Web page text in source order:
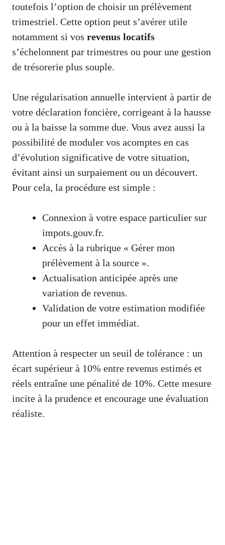
toutefois l’option de choisir un prélèvement
trimestriel. Cette option peut s’avérer utile
notamment si vos revenus locatifs
s’échelonnent par trimestres ou pour une gestion
de trésorerie plus souple.
Une régularisation annuelle intervient à partir de
votre déclaration foncière, corrigeant à la hausse
ou à la baisse la somme due. Vous avez aussi la
possibilité de moduler vos acomptes en cas
d’évolution significative de votre situation,
évitant ainsi un surpaiement ou un découvert.
Pour cela, la procédure est simple :
Connexion à votre espace particulier sur
impots.gouv.fr.
Accès à la rubrique « Gérer mon
prélèvement à la source ».
Actualisation anticipée après une
variation de revenus.
Validation de votre estimation modifiée
pour un effet immédiat.
Attention à respecter un seuil de tolérance : un
écart supérieur à 10% entre revenus estimés et
réels entraîne une pénalité de 10%. Cette mesure
incite à la prudence et encourage une évaluation
réaliste.